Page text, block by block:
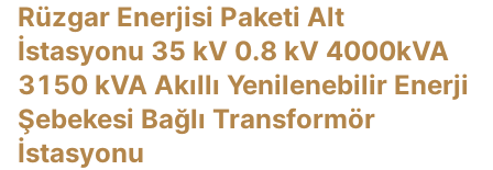
Rüzgar Enerjisi Paketi Alt
İstasyonu 35 kV 0.8 kV 4000kVA
3150 kVA Akıllı Yenilenebilir Enerji
Şebekesi Bağlı Transformör
İstasyonu